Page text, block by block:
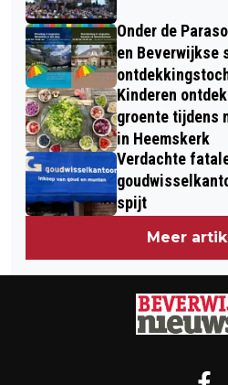
Onder de
en Beverwijkse
Kinderen
groente tijdens
in Heemskerk
Verdachte
spijt
Meer